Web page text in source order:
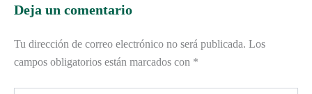
Deja un comentario
Tu dirección de correo electrónico no será publicada. Los
campos obligatorios están marcados con *